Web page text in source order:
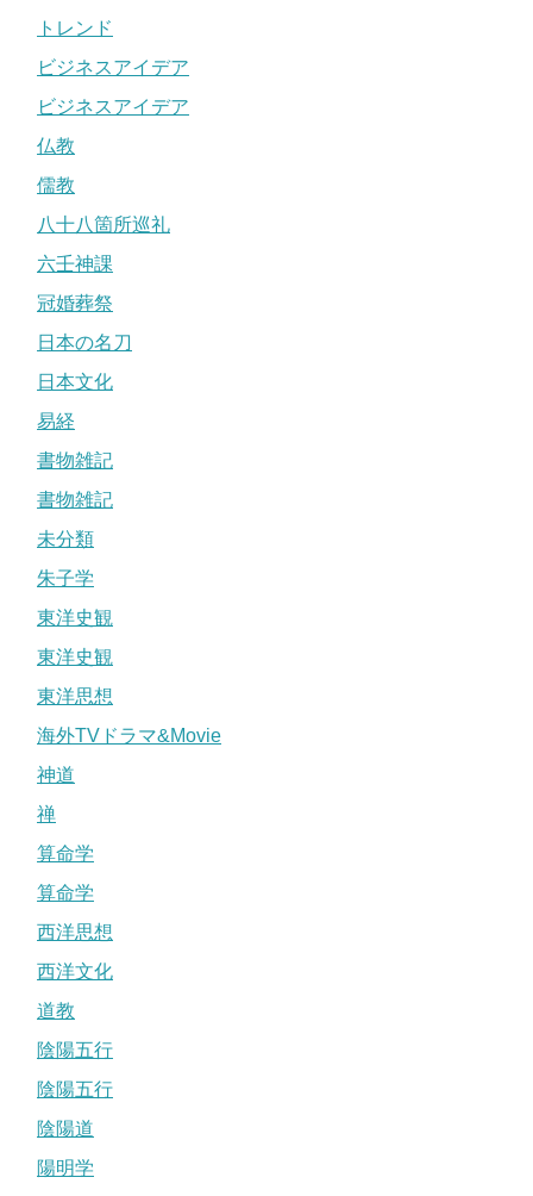
トレンド
ビジネスアイデア
ビジネスアイデア
仏教
儒教
八十八箇所巡礼
六壬神課
冠婚葬祭
日本の名刀
日本文化
易経
書物雑記
書物雑記
未分類
朱子学
東洋史観
東洋史観
東洋思想
海外TVドラマ&Movie
神道
禅
算命学
算命学
西洋思想
西洋文化
道教
陰陽五行
陰陽五行
陰陽道
陽明学